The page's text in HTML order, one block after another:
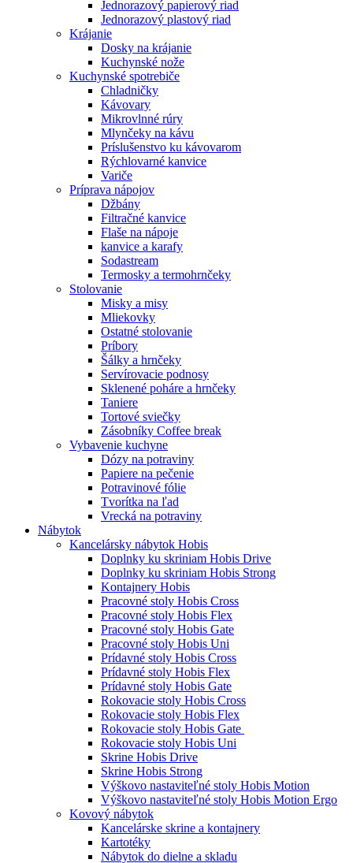
Jednorazový papierový riad
Jednorazový plastový riad
Krájanie
Dosky na krájanie
Kuchynské nože
Kuchynské spotrebiče
Chladničky
Kávovary
Mikrovlnné rúry
Mlynčeky na kávu
Príslušenstvo ku kávovarom
Rýchlovarné kanvice
Variče
Príprava nápojov
Džbány
Filtračné kanvice
Flaše na nápoje
kanvice a karafy
Sodastream
Termosky a termohrnčeky
Stolovanie
Misky a misy
Mliekovky
Ostatné stolovanie
Príbory
Šálky a hrnčeky
Servírovacie podnosy
Sklenené poháre a hrnčeky
Taniere
Tortové sviečky
Zásobníky Coffee break
Vybavenie kuchyne
Dózy na potraviny
Papiere na pečenie
Potravinové fólie
Tvorítka na ľad
Vrecká na potraviny
Nábytok
Kancelársky nábytok Hobis
Doplnky ku skriniam Hobis Drive
Doplnky ku skriniam Hobis Strong
Kontajnery Hobis
Pracovné stoly Hobis Cross
Pracovné stoly Hobis Flex
Pracovné stoly Hobis Gate
Pracovné stoly Hobis Uni
Prídavné stoly Hobis Cross
Prídavné stoly Hobis Flex
Prídavné stoly Hobis Gate
Rokovacie stoly Hobis Cross
Rokovacie stoly Hobis Flex
Rokovacie stoly Hobis Gate
Rokovacie stoly Hobis Uni
Skrine Hobis Drive
Skrine Hobis Strong
Výškovo nastaviteľné stoly Hobis Motion
Výškovo nastaviteľné stoly Hobis Motion Ergo
Kovový nábytok
Kancelárske skrine a kontajnery
Kartotéky
Nábytok do dielne a skladu